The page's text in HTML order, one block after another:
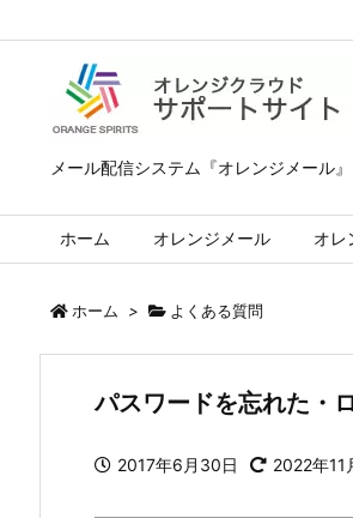
メール配信システム『オレンジメール
ホーム オレンジメール オレ
ホーム > よくある質問
パスワードを忘れた・
2017年6月30日 2022年11